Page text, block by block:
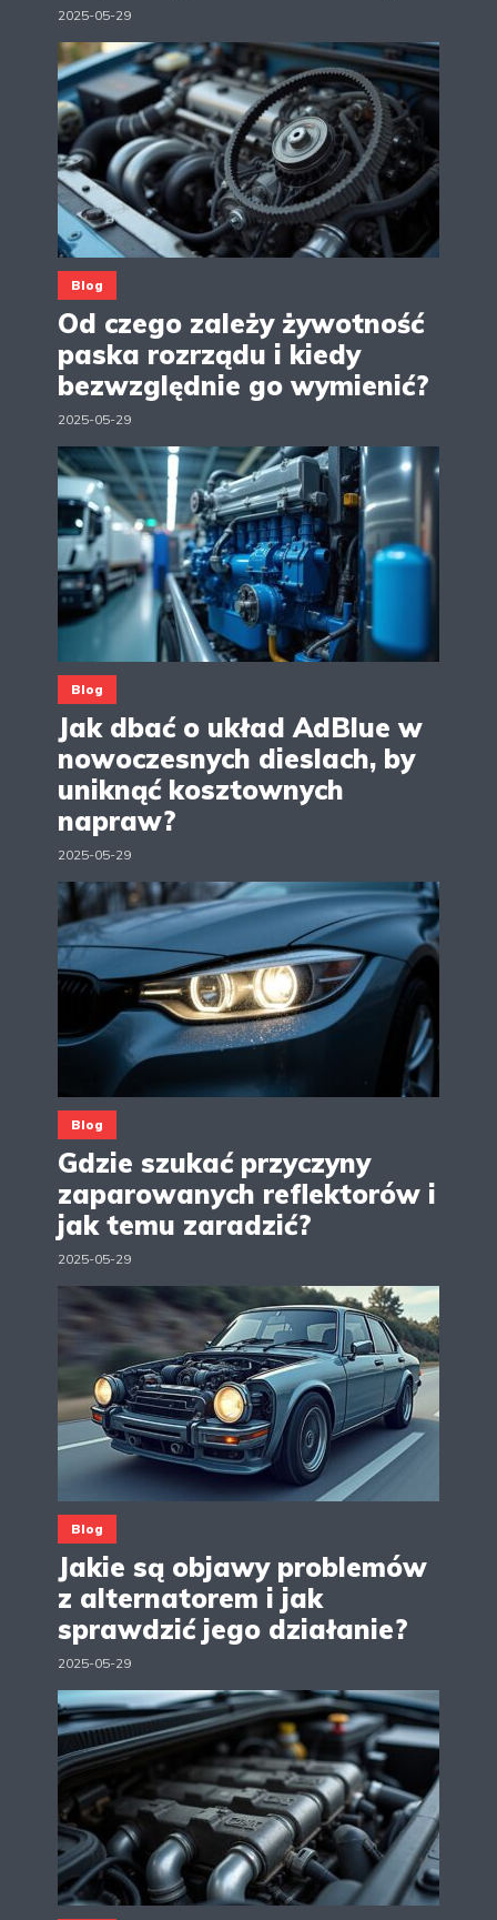
2025-05-29
Blog
Od czego zależy żywotność
paska rozrządu i kiedy
bezwzględnie go wymienić?
2025-05-29
Blog
Jak dbać o układ AdBlue w
nowoczesnych dieslach, by
uniknąć kosztownych
napraw?
2025-05-29
Blog
Gdzie szukać przyczyny
zaparowanych reflektorów i
jak temu zaradzić?
2025-05-29
Blog
Jakie są objawy problemów
z alternatorem i jak
sprawdzić jego działanie?
2025-05-29